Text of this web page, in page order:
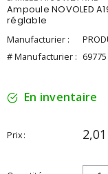
Ampoule NOVOLED
réglable
Manufacturier :
# Manufacturier : 69775
En inventaire
Prix